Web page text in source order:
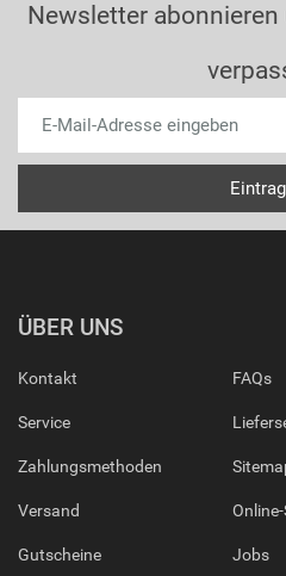
Newsletter
ÜBER UNS
Kontakt
Service
Zahlungsmethoden
Versand
Gutscheine
FAQs
Jobs